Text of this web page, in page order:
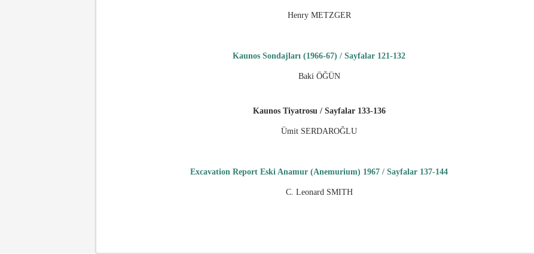
Henry METZGER
Kaunos Sondajları (1966-67) / Sayfalar 121-132
Baki ÖĞÜN
Kaunos Tiyatrosu / Sayfalar 133-136
Ümit SERDAROĞLU
Excavation Report Eski Anamur (Anemurium) 1967 / Sayfalar 137-144
C. Leonard SMITH